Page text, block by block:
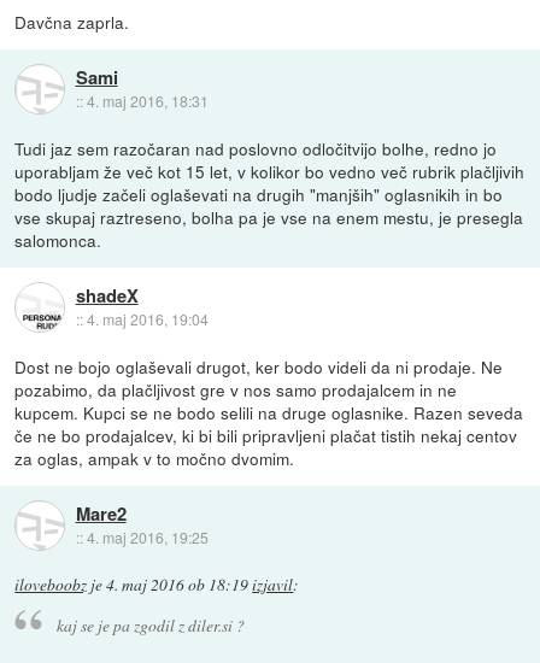
Davčna zaprla.
Sami
::4. maj 2016, 18:31
Tudi jaz sem razočaran nad poslovno odločitvijo bolhe, redno jo
uporabljam že več kot 15 let, v kolikor bo vedno več rubrik plačljivih
bodo ljudje začeli oglaševati na drugih "manjših" oglasnikih in bo
vse skupaj raztreseno, bolha pa je vse na enem mestu, je presegla
salomonca.
shadeX
::4. maj 2016, 19:04
Dost ne bojo oglaševali drugot, ker bodo videli da ni prodaje. Ne
pozabimo, da plačljivost gre v nos samo prodajalcem in ne
kupcem. Kupci se ne bodo selili na druge oglasnike. Razen seveda
če ne bo prodajalcev, ki bi bili pripravljeni plačat tistih nekaj centov
za oglas, ampak v to močno dvomim.
Mare2
::4. maj 2016, 19:25
iloveboobz je4. maj 2016 ob 18:19izjavil:
kaj se je pa zgodil z diler.si ?